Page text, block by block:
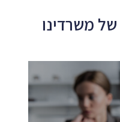
משרדינו